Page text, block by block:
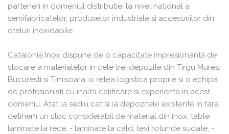
parteneri in domeniul distributiei la nivel national a
semifabricatelor, produselor industriale si accesoriilor din
oteluri inoxidabile.
Catalonia Inox dispune de o capacitate impresionantă de
stocare a materialelor in cele trei depozite din Tirgu Mures,
Bucuresti si Timisoara, o retea logistica proprie si o echipa
de profesionisti cu inalta calificare si experienta in acest
domeniu. Atat la sediu cat si la depozitele existente in tara
detinem un stoc considerabil de material din inox: table
laminate la rece, - laminate la cald, tevi rotunde sudate, -